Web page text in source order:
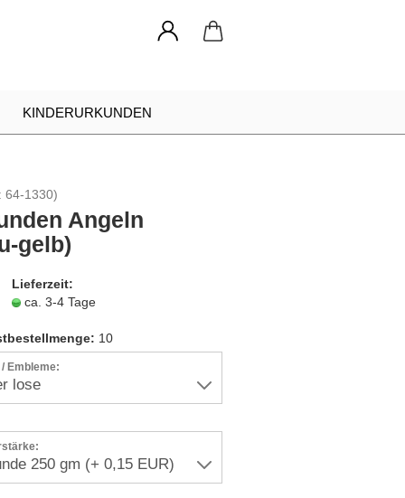
KINDERURKUNDEN
64-1330)
Angeln
gelb)
Lieferzeit:
ca. 3-4 Tage
10
Embleme: